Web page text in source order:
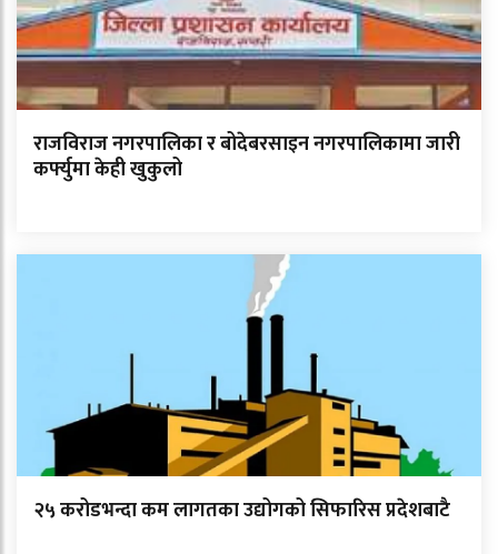
राजविराज नगरपालिका र बोदेबरसाइन नगरपालिकामा जारी
कर्फ्युमा केही खुकुलो
२५ करोडभन्दा कम लागतका उद्योगको सिफारिस प्रदेशबाटै